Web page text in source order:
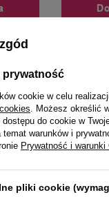
Dolina
prywatność
cookie w celu
. Możesz określić
do cookie w
warunków i
Prywatność i warunki
pliki cookie